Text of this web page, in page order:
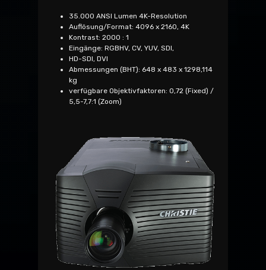
35.000 ANSI Lumen 4K-Resolution
Auflösung/Format: 4096 x 2160, 4K
Kontrast: 2000 : 1
Eingänge: RGBHV, CV, YUV, SDI,
HD-SDI, DVI
Abmessungen (BHT): 648 x 483 x 1298,114
kg
verfügbare Objektivfaktoren: 0,72 (Fixed) /
5,5-7,7:1 (Zoom)